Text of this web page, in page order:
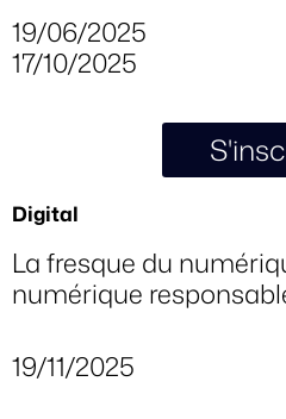
19/06/2025
17/10/2025
Digital
La fresque du
numérique
19/11/2025